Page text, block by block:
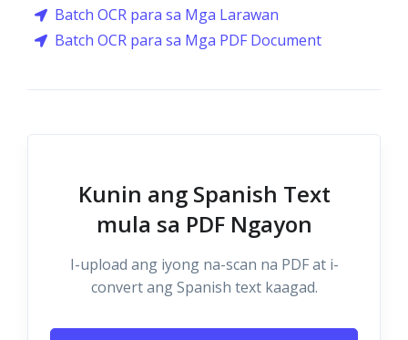
Batch OCR para sa Mga Larawan
Batch OCR para sa Mga PDF Document
Kunin ang Spanish Text
mula sa PDF Ngayon
I-upload ang iyong na-scan na PDF at i-
convert ang Spanish text kaagad.